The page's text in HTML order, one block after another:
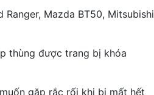
Mazda BT50, Mitsubishi
thùng được trang bị khóa
gặp rắc rối khi bị mất hết